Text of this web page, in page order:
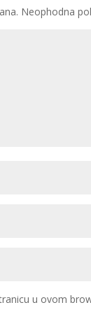
Neophodna
u ovom